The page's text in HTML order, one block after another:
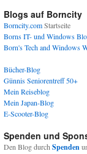
Blogs auf Borncity
Borncity.comStartseite
Borns IT- und Windows
Born's Tech and Windows
Bücher-Blog
Günnis Seniorentreff 50+
Mein Reiseblog
Mein Japan-Blog
E-Scooter-Blog
Spenden und
Den Blog durchSpenden